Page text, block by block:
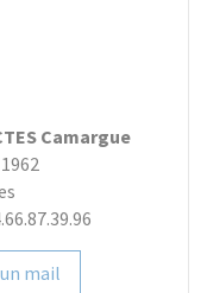
Camargue
mail